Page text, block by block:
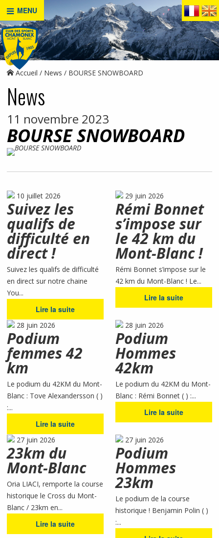
MENU
Accueil News BOURSE SNOWBOARD
News
11 novembre 2023
BOURSE SNOWBOARD
10 juillet 2026
Suivez les
qualifs de
difficulté en
direct !
Suivez les qualifs de difficulté
en direct sur notre chaine
You...
Lire la suite
29 juin 2026
Rémi Bonnet
s’impose sur
le 42 km du
Mont-Blanc !
Rémi Bonnet s’impose sur le
42 km du Mont-Blanc ! Le...
Lire la suite
28 juin 2026
Podium
femmes 42
km
Le podium du 42KM du Mont-
Blanc : Tove Alexandersson ( )
:...
Lire la suite
28 juin 2026
Podium
Hommes
42km
Le podium du 42KM du Mont-
Blanc : Rémi Bonnet ( ) :...
Lire la suite
27 juin 2026
23km du
Mont-Blanc
Oria LIACI, remporte la course
historique le Cross du Mont-
Blanc / 23km en...
Lire la suite
27 juin 2026
Podium
Hommes
23km
Le podium de la course
historique ! Benjamin Polin ( )
:...